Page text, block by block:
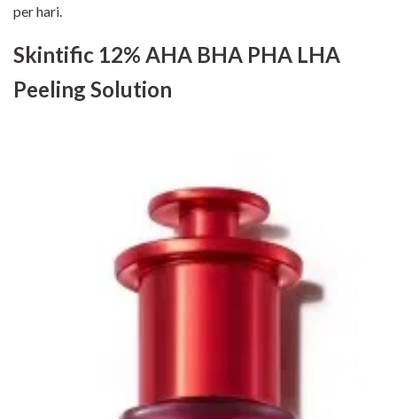
per hari.
Skintific 12% AHA BHA PHA LHA
Peeling Solution